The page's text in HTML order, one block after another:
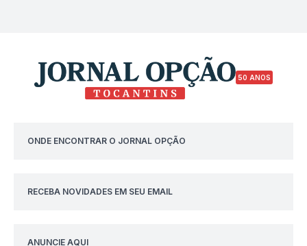
50 ANOS
ONDE ENCONTRAR O JORNAL OPÇÃO
RECEBA NOVIDADES EM SEU EMAIL
ANUNCIE AQUI